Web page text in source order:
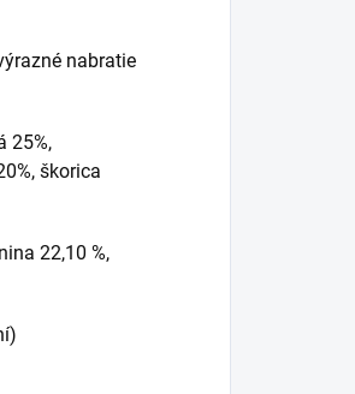
nabratie
25%,
škorica
22,10 %,